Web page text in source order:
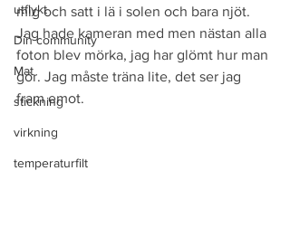
utflykt
Din community
Mat
stickning
virkning
temperaturfilt
mig och satt i lä i solen och bara njöt.
Jag hade kameran med men nästan alla
foton blev mörka, jag har glömt hur man
gör. Jag måste träna lite, det ser jag
fram emot.